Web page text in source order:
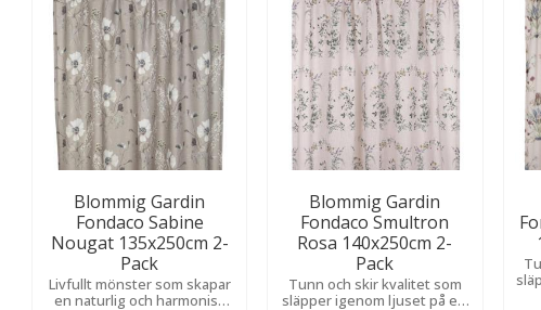
Blommig Gardin
Fondaco Sabine
Nougat 135x250cm 2-
Pack
Livfullt mönster som skapar
en naturlig och harmonisk
Blommig Gardin
Fondaco Smultron
Rosa 140x250cm 2-
Pack
Tunn och skir kvalitet som
släpper igenom ljuset på ett